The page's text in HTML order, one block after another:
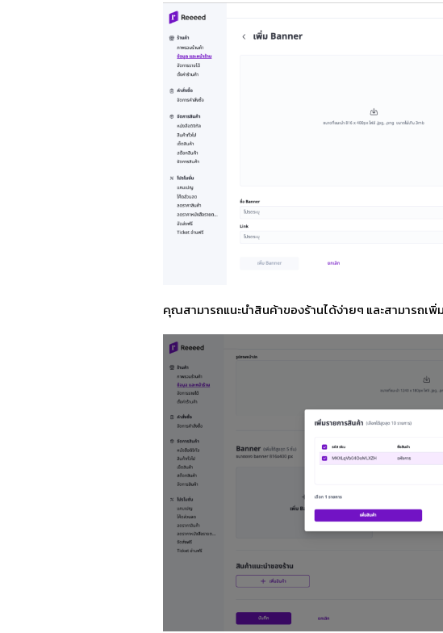
คุณสามารถแนะนำสินค้าของร้านได้ง่ายๆ และสามารถเ